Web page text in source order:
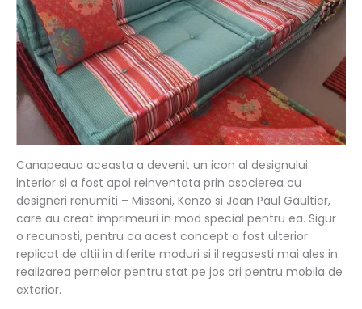
Canapeaua aceasta a devenit un icon al designului
interior si a fost apoi reinventata prin asocierea cu
designeri renumiti – Missoni, Kenzo si Jean Paul Gaultier,
care au creat imprimeuri in mod special pentru ea. Sigur
o recunosti, pentru ca acest concept a fost ulterior
replicat de altii in diferite moduri si il regasesti mai ales in
realizarea pernelor pentru stat pe jos ori pentru mobila de
exterior.